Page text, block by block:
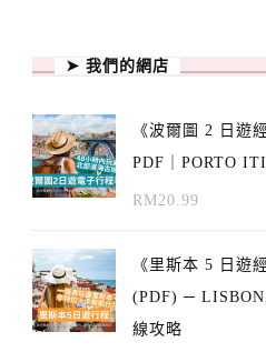
➤ 我們的網店
《波爾圖 2 日遊
PDF｜PORTO
RM20.99
《里斯本 5 日遊
(PDF) ─
線攻略